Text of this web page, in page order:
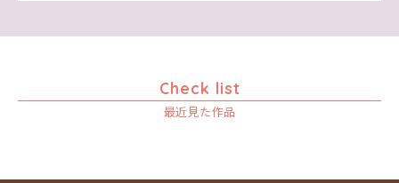
Check list
最近見た作品